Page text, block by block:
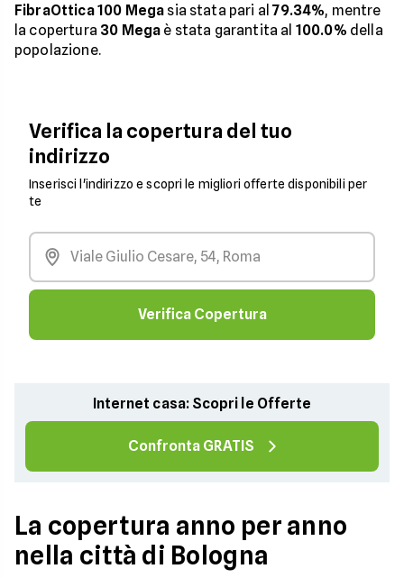
FibraOttica 100 Mega sia stata pari al79.34%, mentre
la copertura 30 Mega è stata garantita al 100.0% della
popolazione.
Verifica la copertura del tuo
indirizzo
Inserisci l'indirizzo e scopri le migliori offerte disponibili per
te
Verifica Copertura
Internet casa: Scopri le Offerte
Confronta GRATIS
La copertura anno per anno
nella città di Bologna